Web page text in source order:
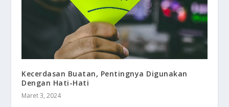
Kecerdasan Buatan, Pentingnya Digunakan
Dengan Hati-Hati
Maret 3, 2024